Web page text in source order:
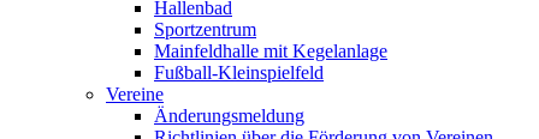
Hallenbad
Sportzentrum
Mainfeldhalle mit Kegelanlage
Fußball-Kleinspielfeld
Vereine
Änderungsmeldung